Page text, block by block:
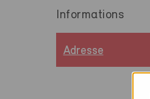
Informations
Adresse